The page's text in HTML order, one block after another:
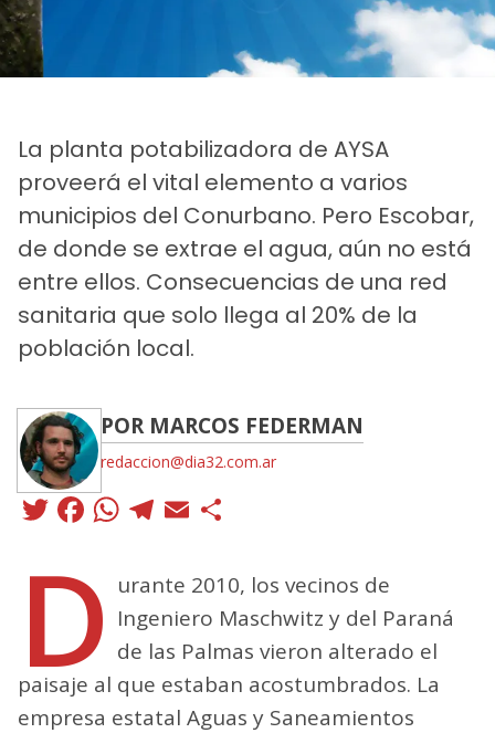
La planta potabilizadora de AYSA
proveerá el vital elemento a varios
municipios del Conurbano. Pero Escobar,
de donde se extrae el agua, aún no está
entre ellos. Consecuencias de una red
sanitaria que solo llega al 20% de la
población local.
POR MARCOS FEDERMAN
redaccion@dia32.com.ar
Twitter
Facebook
WhatsApp
Telegram
Email
D urante 2010, los vecinos de
Ingeniero Maschwitz y del Paraná
de las Palmas vieron alterado el
paisaje al que estaban acostumbrados. La
empresa estatal Aguas y Saneamientos